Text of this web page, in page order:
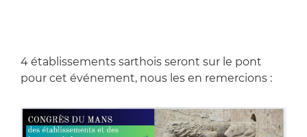
4 établissements sarthois seront sur le pont
pour cet événement, nous les en remercions :